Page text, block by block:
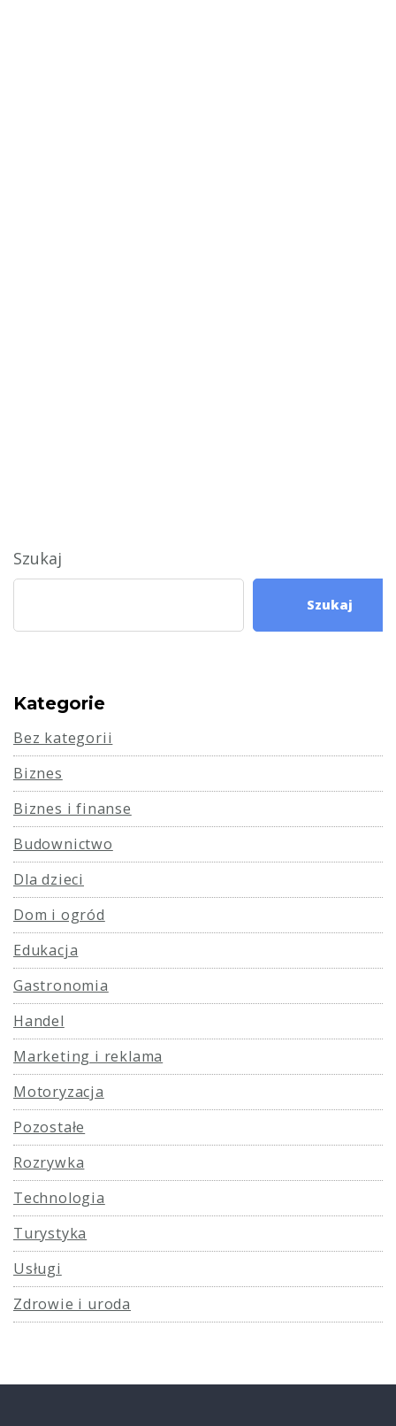
Szukaj
Szukaj
Kategorie
Bez kategorii
Biznes
Biznes i finanse
Budownictwo
Dla dzieci
Dom i ogród
Edukacja
Gastronomia
Handel
Marketing i reklama
Motoryzacja
Pozostałe
Rozrywka
Technologia
Turystyka
Usługi
Zdrowie i uroda